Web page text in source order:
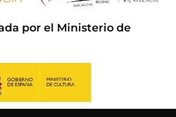
por el Ministerio de